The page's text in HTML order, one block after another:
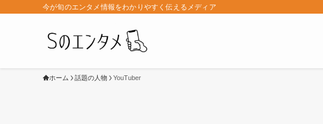
今が旬のエンタメ情報をわかりやすく伝えるメディア
ホーム 話題の人物 YouTuber